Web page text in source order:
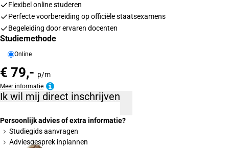
Flexibel online studeren
Perfecte voorbereiding op officiële staatsexamens
Begeleiding door ervaren docenten
Studiemethode
Online
€ 79,- p/m
Meer informatie
Ik wil mij direct inschrijven
Persoonlijk advies of extra informatie?
Studiegids aanvragen
Adviesgesprek inplannen